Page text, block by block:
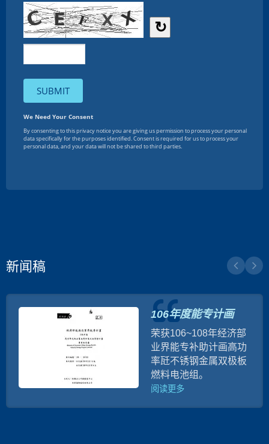
新闻稿
106年度能专计画
荣获106~108年经济部
业界能专补助计画高功
率瓩不锈钢金属双极板
燃料电池组。
阅读更多